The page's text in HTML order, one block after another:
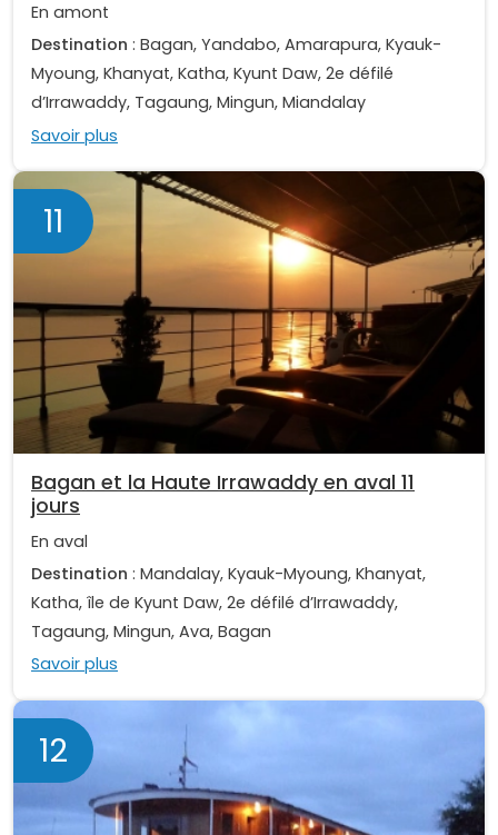
En amont
Destination : Bagan, Yandabo, Amarapura, Kyauk-
Myoung, Khanyat, Katha, Kyunt Daw, 2e défilé
d’Irrawaddy, Tagaung, Mingun, Miandalay
Savoir plus
11
Bagan et la Haute Irrawaddy en aval 11
jours
En aval
Destination : Mandalay, Kyauk-Myoung, Khanyat,
Katha, île de Kyunt Daw, 2e défilé d’Irrawaddy,
Tagaung, Mingun, Ava, Bagan
Savoir plus
12